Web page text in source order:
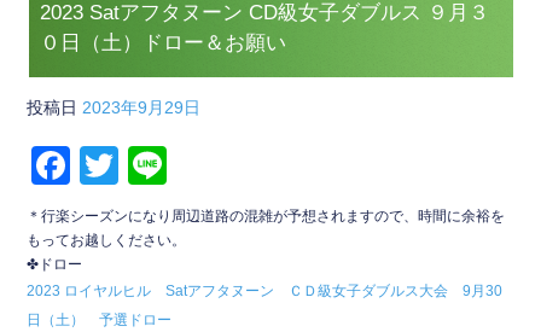
2023 Satアフタヌーン CD級女子ダブルス ９月３
０日（土）ドロー＆お願い
投稿日 2023年9月29日
F
a
c
e
b
T
wi
tt
er
n
e
＊行楽シーズンになり周辺道路の混雑が予想されますので、時間に余裕を
もってお越しください。
✤ドロー
2023 ロイヤルヒル Satアフタヌーン ＣＤ級女子ダブルス大会 9月30
日（土） 予選ドロー